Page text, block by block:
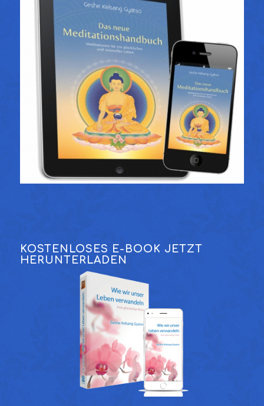
KOSTENLOSES E-BOOK JETZT
HERUNTERLADEN